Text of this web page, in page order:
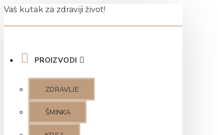
Vaš kutak za zdraviji život!
PROIZVODI
ZDRAVLJE
ŠMINKA